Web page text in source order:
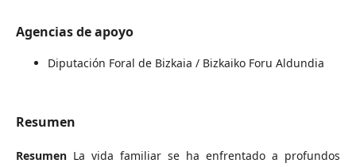
Agencias de apoyo
Diputación Foral de Bizkaia / Bizkaiko Foru Aldundia
Resumen
Resumen La vida familiar se ha enfrentado a profundos